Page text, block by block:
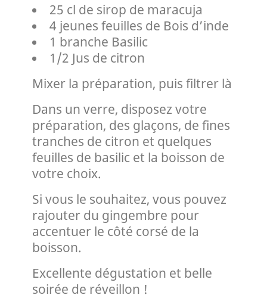
25 cl de sirop de maracuja
4 jeunes feuilles de Bois d’inde
1 branche Basilic
1/2 Jus de citron
Mixer la préparation, puis filtrer là
Dans un verre, disposez votre
préparation, des glaçons, de fines
tranches de citron et quelques
feuilles de basilic et la boisson de
votre choix.
Si vous le souhaitez, vous pouvez
rajouter du gingembre pour
accentuer le côté corsé de la
boisson.
Excellente dégustation et belle
soirée de réveillon !